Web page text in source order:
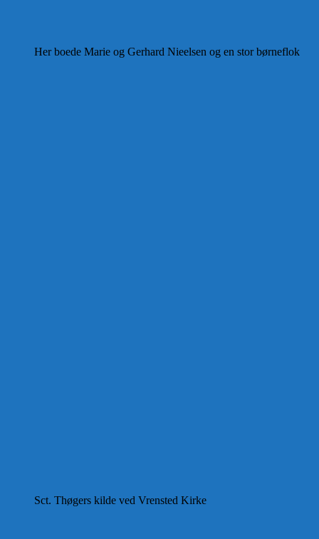
Her boede Marie og Gerhard Nieelsen og en stor børneflok
Sct. Thøgers kilde ved Vrensted Kirke